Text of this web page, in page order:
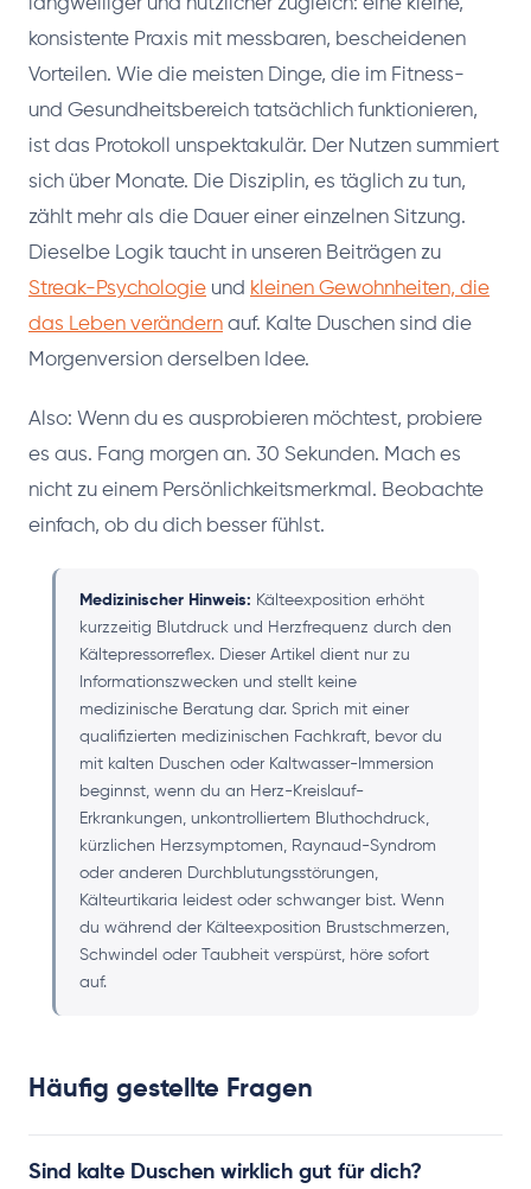
langweiliger und nützlicher zugleich: eine kleine,
konsistente Praxis mit messbaren, bescheidenen
Vorteilen. Wie die meisten Dinge, die im Fitness-
und Gesundheitsbereich tatsächlich funktionieren,
ist das Protokoll unspektakulär. Der Nutzen summiert
sich über Monate. Die Disziplin, es täglich zu tun,
zählt mehr als die Dauer einer einzelnen Sitzung.
Dieselbe Logik taucht in unseren Beiträgen zu
Streak-Psychologie und kleinen Gewohnheiten, die
das Leben verändern auf. Kalte Duschen sind die
Morgenversion derselben Idee.
Also: Wenn du es ausprobieren möchtest, probiere
es aus. Fang morgen an. 30 Sekunden. Mach es
nicht zu einem Persönlichkeitsmerkmal. Beobachte
einfach, ob du dich besser fühlst.
Medizinischer Hinweis: Kälteexposition erhöht
kurzzeitig Blutdruck und Herzfrequenz durch den
Kältepressorreflex. Dieser Artikel dient nur zu
Informationszwecken und stellt keine
medizinische Beratung dar. Sprich mit einer
qualifizierten medizinischen Fachkraft, bevor du
mit kalten Duschen oder Kaltwasser-Immersion
beginnst, wenn du an Herz-Kreislauf-
Erkrankungen, unkontrolliertem Bluthochdruck,
kürzlichen Herzsymptomen, Raynaud-Syndrom
oder anderen Durchblutungsstörungen,
Kälteurtikaria leidest oder schwanger bist. Wenn
du während der Kälteexposition Brustschmerzen,
Schwindel oder Taubheit verspürst, höre sofort
auf.
Häufig gestellte Fragen
Sind kalte Duschen wirklich gut für dich?